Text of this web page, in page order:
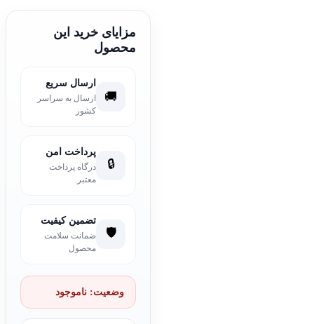
مزایای خرید این
محصول
🚚
ارسال سریع
ارسال به سراسر
کشور
🔒
پرداخت امن
درگاه پرداخت
معتبر
🛡️
تضمین کیفیت
ضمانت سلامت
محصول
وضعیت: ناموجود